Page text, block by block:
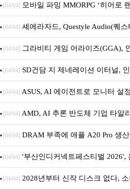
M.2 NVMe 디앤디컴 1TB
[04/04] 모바일 파밍 MMORPG ‘히어로
[04/04] 셰에라자드, Questyle Audio(퀘
내 정식 출시
[04/04] 그라비티 게임 어라이즈(GGA),
던전 13’ 참가!
[04/04] SD건담 지 제네레이션 이터널,
아의 용사’ 재개최 및 풍성한 기념 이
[04/04] ASUS, AI 에이전트로 모니터 설
[04/04] AMD, AI 추론 반도체 기업 타알
[04/04] DRAM 부족에 애플 A20 Pro 생
퍼 대기
[04/04] '부산인디커넥트페스티벌 2026',
개막... 22일간 진행
[04/04] 2028년부터 신작 디스크 없다,